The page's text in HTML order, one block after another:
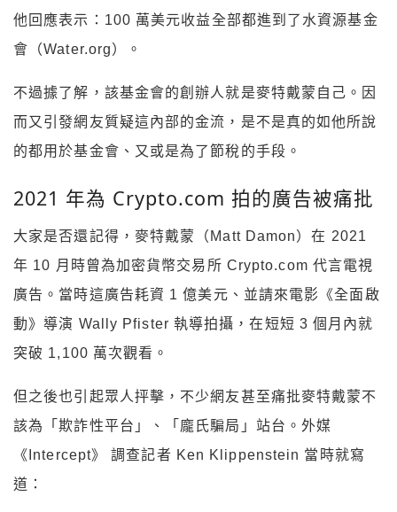
他回應表示：100 萬美元收益全部都進到了水資源基金
會（Water.org）。
不過據了解，該基金會的創辦人就是麥特戴蒙自己。因
而又引發網友質疑這內部的金流，是不是真的如他所說
的都用於基金會、又或是為了節稅的手段。
2021 年為 Crypto.com 拍的廣告被痛批
大家是否還記得，麥特戴蒙（Matt Damon）在 2021
年 10 月時曾為加密貨幣交易所 Crypto.com 代言電視
廣告。當時這廣告耗資 1 億美元、並請來電影《全面啟
動》導演 Wally Pfister 執導拍攝，在短短 3 個月內就
突破 1,100 萬次觀看。
但之後也引起眾人抨擊，不少網友甚至痛批麥特戴蒙不
該為「欺詐性平台」、「龐氏騙局」站台。外媒
《Intercept》 調查記者 Ken Klippenstein 當時就寫
道：